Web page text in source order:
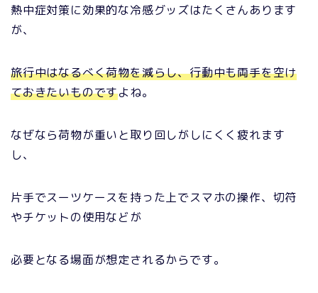
熱中症対策に効果的な冷感グッズはたくさんあります
が、
旅行中はなるべく荷物を減らし、行動中も両手を空け
ておきたいものですよね。
なぜなら荷物が重いと取り回しがしにくく疲れます
し、
片手でスーツケースを持った上でスマホの操作、切符
やチケットの使用などが
必要となる場面が想定されるからです。